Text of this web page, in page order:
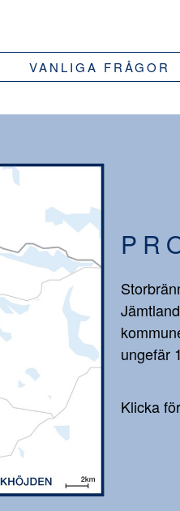
VANLIGA FRÅGOR
ungefär
Klicka